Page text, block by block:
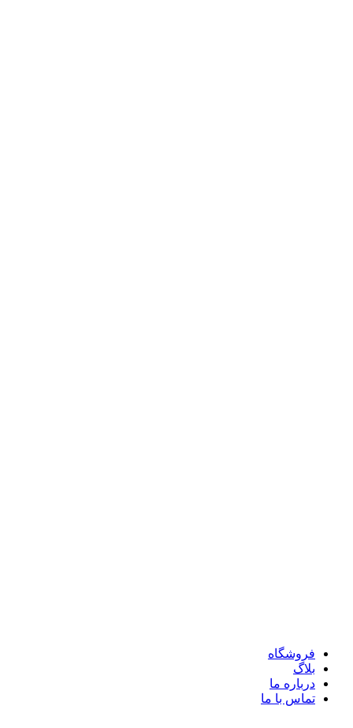
فروشگاه
بلاگ
درباره ما
تماس با ما